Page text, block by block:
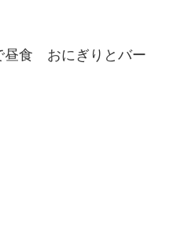
昼食 おにぎりとバー